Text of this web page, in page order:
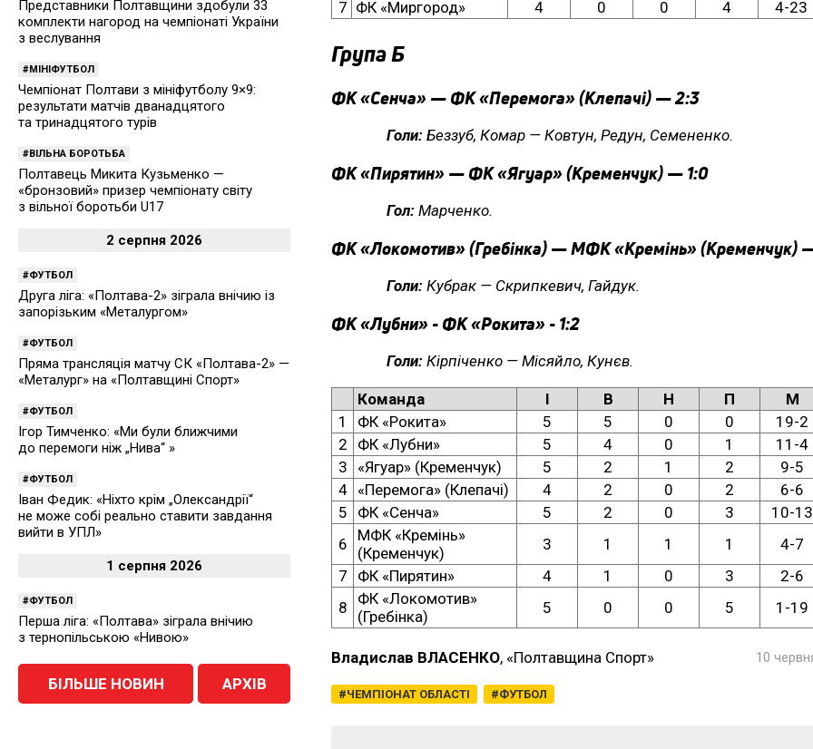
7 ФК «Миргород» 4 0 0 4 4-23
Група Б
ФК «Сенча» — ФК «Перемога» (Клепачі) — 2:3
Голи:Беззуб, Комар — Ковтун, Редун, Семененко.
ФК «Пирятин» — ФК «Ягуар» (Кременчук) — 1:0
Гол:Марченко.
ФК «Локомотив» (Гребінка) — МФК «Кремінь» (Кременчук)
Голи:Кубрак — Скрипкевич, Гайдук.
ФК «Лубни» - ФК «Рокита» - 1:2
Голи: Кірпіченко — Місяйло, Кунєв.
Команда І В Н П М
1
ФК «Рокита» 5 5 0 0 19-2
2
ФК «Лубни» 5 4 0 1 11-4
3
«Ягуар» (Кременчук) 5 2 1 2 9-5
4
«Перемога» (Клепачі) 4 2 0 2 6-6
5
ФК «Сенча» 5 2 0 3 10-13
6
МФК «Кремінь»
(Кременчук)
3 1 1 1 4-7
7
ФК «Пирятин» 4 1 0 3 2-6
8
ФК «Локомотив»
(Гребінка)
5 0 0 5 1-19
Владислав ВЛАСЕНКО, «Полтавщина Спорт»
ЧЕМПІОНАТ ОБЛАСТІ ФУТБОЛ
10
Представники Полтавщини здобули 33
комплекти нагород на чемпіонаті України
з веслування
МІНІФУТБОЛ
Чемпіонат Полтави з мініфутболу 9×9:
результати матчів дванадцятого
та тринадцятого турів
ВІЛЬНА БОРОТЬБА
Полтавець Микита Кузьменко —
«бронзовий» призер чемпіонату світу
з вільної боротьби U17
2 серпня 2026
ФУТБОЛ
Друга ліга: «Полтава-2» зіграла внічию із
запорізьким «Металургом»
ФУТБОЛ
Пряма трансляція матчу СК «Полтава-2» —
«Металург» на «Полтавщині Спорт»
ФУТБОЛ
Ігор Тимченко: «Ми були ближчими
до перемоги ніж „Нива“ »
ФУТБОЛ
Іван Федик: «Ніхто крім „Олександрії“
не може собі реально ставити завдання
вийти в УПЛ»
1 серпня 2026
ФУТБОЛ
Перша ліга: «Полтава» зіграла внічию
з тернопільською «Нивою»
БІЛЬШЕ НОВИН АРХІВ